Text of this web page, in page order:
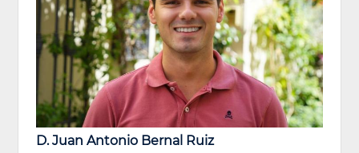
D. Juan Antonio Bernal Ruiz